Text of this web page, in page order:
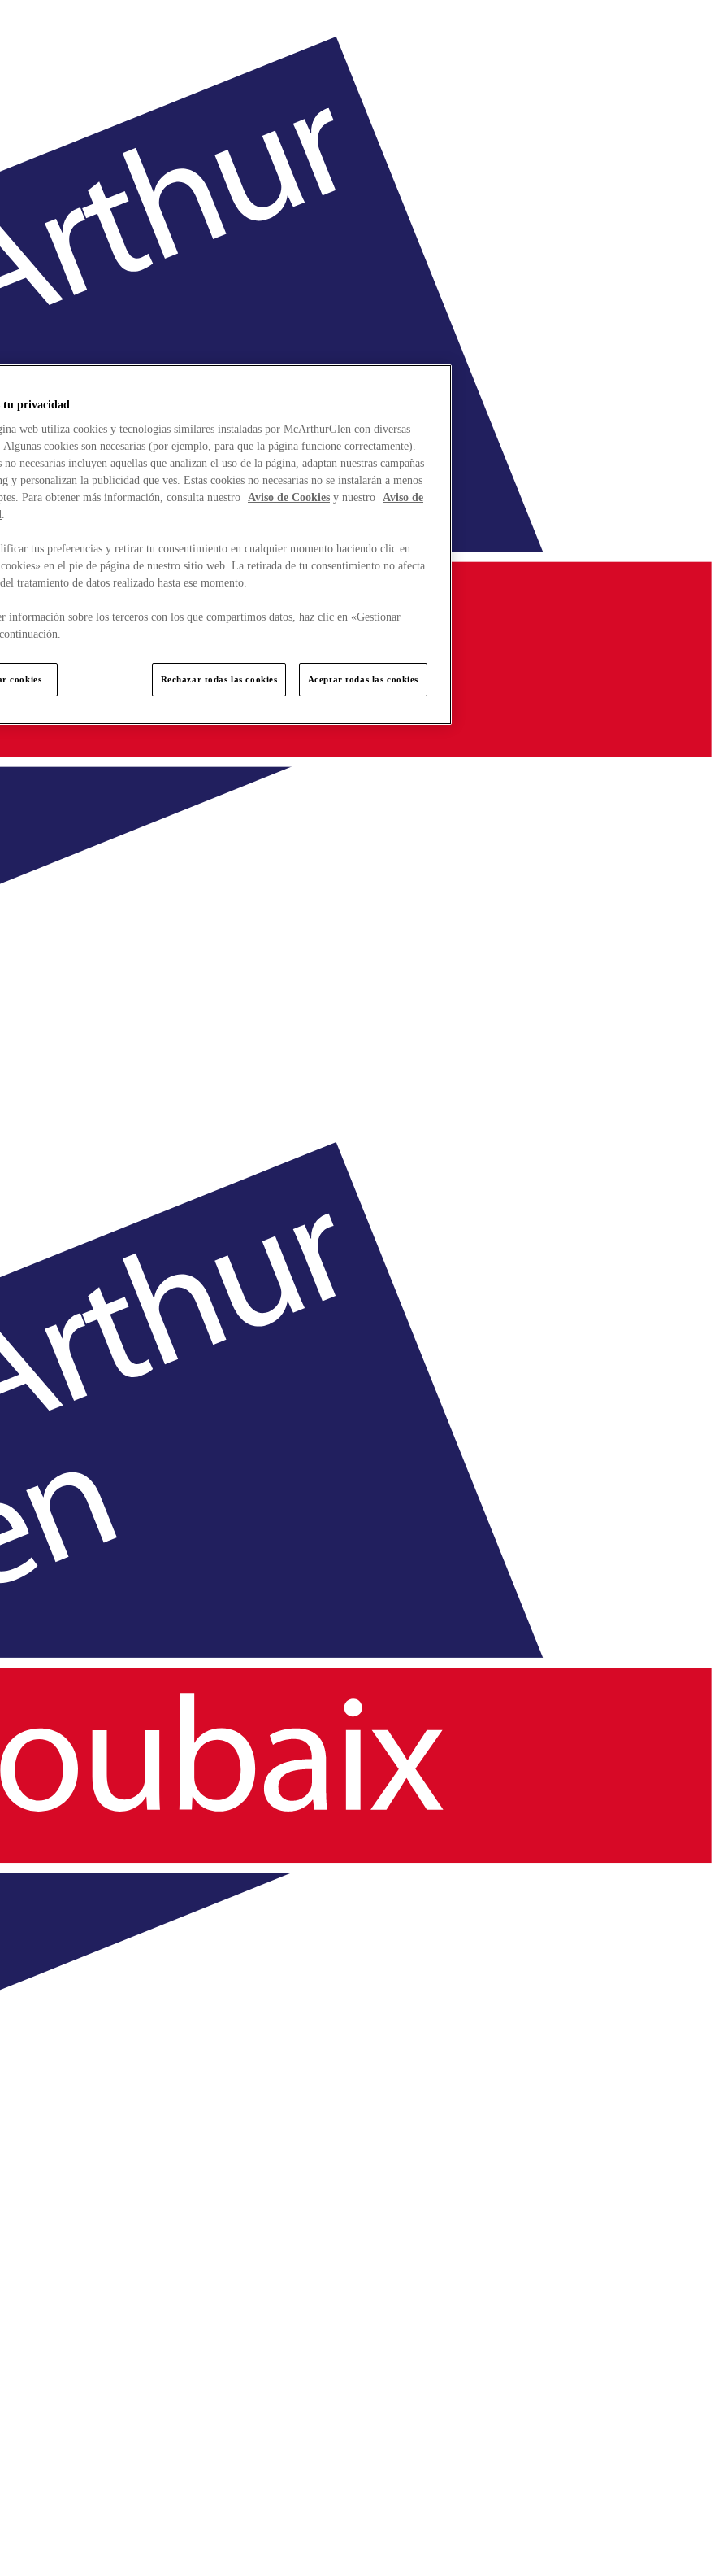
tu privacidad
web utiliza cookies y tecnologías similares instaladas por McArthurGlen con diversas
cookies son necesarias (por ejemplo, para que la página funcione correctamente).
no necesarias incluyen aquellas que analizan el uso de la página, adaptan nuestras campañas
y personalizan la publicidad que ves. Estas cookies no necesarias no se instalarán a menos
Para obtener más información, consulta nuestro Aviso de Cookies y nuestro Aviso de
.
tus preferencias y retirar tu consentimiento en cualquier momento haciendo clic en
en el pie de página de nuestro sitio web. La retirada de tu consentimiento no afecta
tratamiento de datos realizado hasta ese momento.
información sobre los terceros con los que compartimos datos, haz clic en «Gestionar
cookies Rechazar todas las cookies Aceptar todas las cookies